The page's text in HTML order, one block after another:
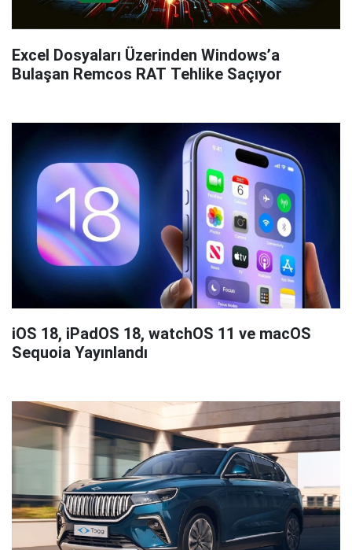
Excel Dosyaları Üzerinden Windows’a
Bulaşan Remcos RAT Tehlike Saçıyor
iOS 18, iPadOS 18, watchOS 11 ve macOS
Sequoia Yayınlandı